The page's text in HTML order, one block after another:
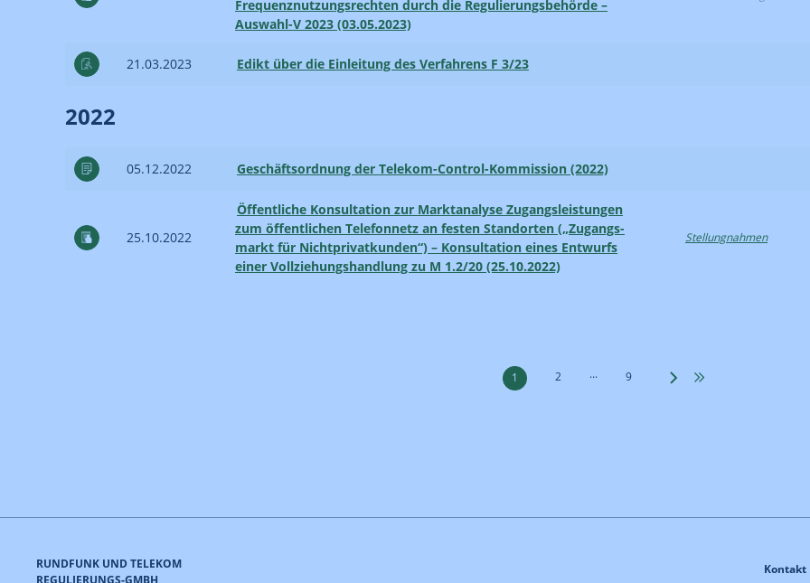
Frequenznutzungsrechten durch die Regulierungsbehörde –
Auswahl-V 2023 (03.05.2023)
21.03.2023 Edikt über die Einleitung des Verfahrens F 3/23
2022
05.12.2022 Geschäftsordnung der Telekom-Control-Kommission (2022)
25.10.2022
Öffentliche Konsultation zur Marktanalyse Zugangs­leistungen
zum öffentlichen Telefon­netz an festen Standorten („Zugangs­
markt für Nicht­privat­kunden“) – Konsultation eines Entwurfs
einer Vollziehungs­handlung zu M 1.2/20 (25.10.2022)
Stellungnahmen
1 2 ... 9
RUNDFUNK UND TELEKOM
REGULIERUNGS-GMBH
Kontakt